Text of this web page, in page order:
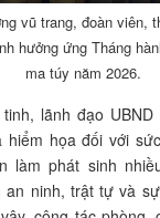
vũ trang, đoàn viên,
hưởng ứng Tháng
ma túy năm 2026.
lãnh đạo
hiểm họa đối với
làm phát sinh
an ninh, trật tự và